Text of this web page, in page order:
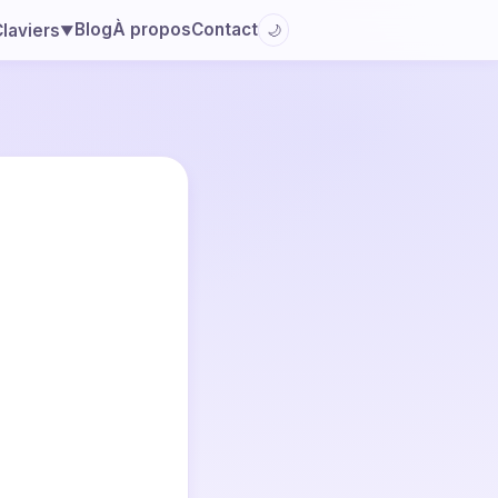
▼BlogÀ proposContact 🌙